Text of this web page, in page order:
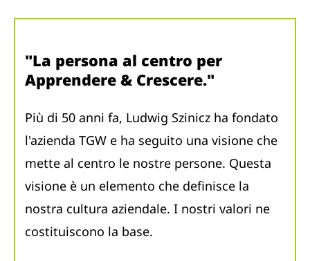
"La persona al centro per
Apprendere & Crescere."
Più di 50 anni fa, Ludwig Szinicz ha fondato
l'azienda TGW e ha seguito una visione che
mette al centro le nostre persone. Questa
visione è un elemento che definisce la
nostra cultura aziendale. I nostri valori ne
costituiscono la base.